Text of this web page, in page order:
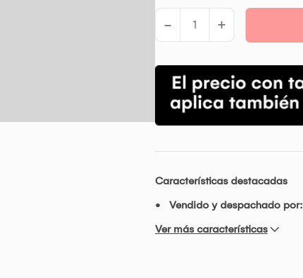
- +
Características destacadas
Vendido y despachado por:
Ver más características